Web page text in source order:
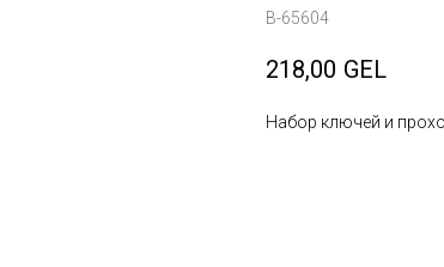
B-65604
218,00 GEL
Набор ключей и